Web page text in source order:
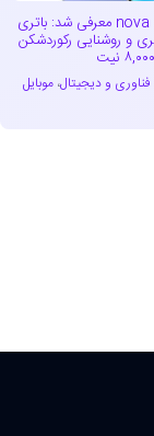
هواوی nova 16 SE معرفی شد: باتری
و روشنایی رکوردشکن
۸,۰۰۰ نیت
فناوری و دیجیتال،موبایل